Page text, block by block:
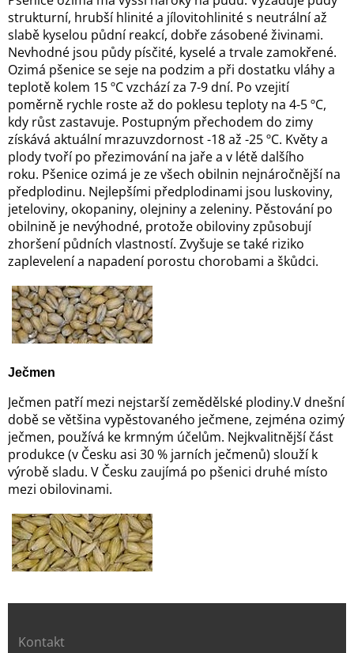
strukturní, hrubší hlinité a jílovitohlinité s neutrální až
slabě kyselou půdní reakcí, dobře zásobené živinami.
Nevhodné jsou půdy písčité, kyselé a trvale zamokřené.
Ozimá pšenice se seje na podzim a při dostatku vláhy a
teplotě kolem 15 ºC vzchází za 7-9 dní. Po vzejití
poměrně rychle roste až do poklesu teploty na 4-5 ºC,
kdy růst zastavuje. Postupným přechodem do zimy
získává aktuální mrazuvzdornost -18 až -25 ºC. Květy a
plody tvoří po přezimování na jaře a v létě dalšího
roku. Pšenice ozimá je ze všech obilnin nejnáročnější na
předplodinu. Nejlepšími předplodinami jsou luskoviny,
jeteloviny, okopaniny, olejniny a zeleniny. Pěstování po
obilnině je nevýhodné, protože obiloviny způsobují
zhoršení půdních vlastností. Zvyšuje se také riziko
zaplevelení a napadení porostu chorobami a škůdci.
Ječmen
Ječmen patří mezi nejstarší zemědělské plodiny.V dnešní
době se většina vypěstovaného ječmene, zejména ozimý
ječmen, používá ke krmným účelům. Nejkvalitnější část
produkce (v Česku asi 30 % jarních ječmenů) slouží k
výrobě sladu. V Česku zaujímá po pšenici druhé místo
mezi obilovinami.
Kontakt